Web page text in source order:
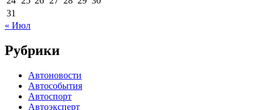
31
« Июл
Рубрики
Автоновости
Автособытия
Автоспорт
Автоэксперт